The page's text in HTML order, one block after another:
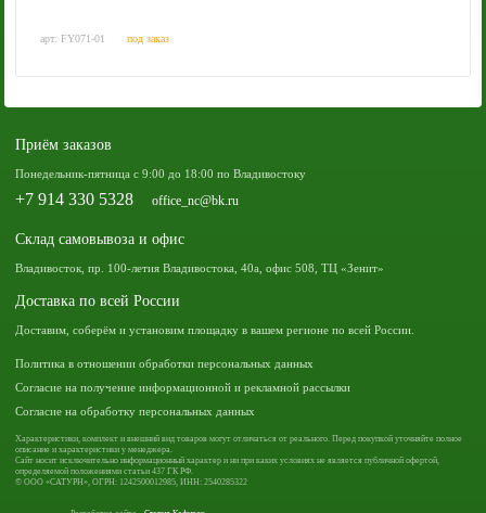
арт: FY071-01 под заказ
Приём заказов
Понедельник-пятница с 9:00 до 18:00 по Владивостоку
+7 914 330 5328 office_nc@bk.ru
Склад самовывоза и офис
Владивосток, пр. 100-летия Владивостока, 40а, офис 508, ТЦ «Зенит»
Доставка по всей России
Доставим, соберём и установим площадку в вашем регионе по всей России.
Политика в отношении обработки персональных данных
Согласие на получение информационной и рекламной рассылки
Согласие на обработку персональных данных
Характеристики, комплект и внешний вид товаров могут отличаться от реального. Перед покупкой уточняйте полное
описание и характеристики у менеджера.
Сайт носит исключительно информационный характер и ни при каких условиях не является публичной офертой,
определяемой положениями статьи 437 ГК РФ.
© ООО «САТУРН», ОГРН: 1242500012985, ИНН: 2540285322